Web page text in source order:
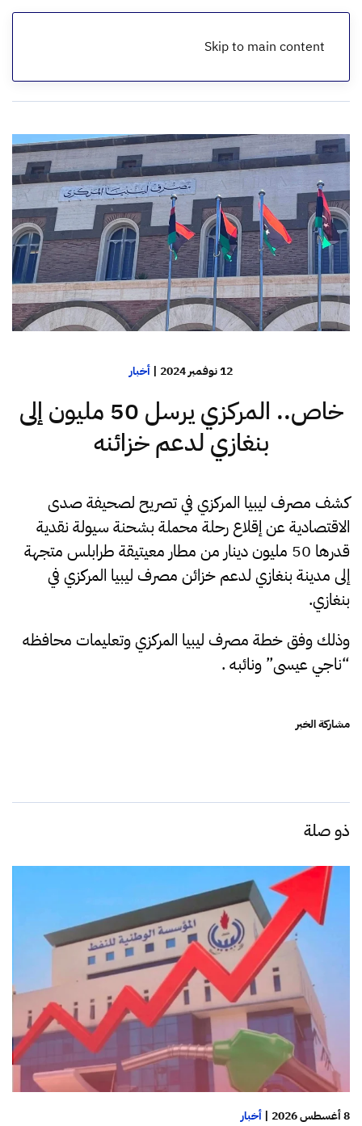
Skip to main content
الرئيسية
12 نوفمبر 2024 | أخبار
خاص.. المركزي يرسل 50 مليون إلى
بنغازي لدعم خزائنه
كشف مصرف ليبيا المركزي في تصريح لصحيفة صدى
الاقتصادية عن إقلاع رحلة محملة بشحنة سيولة نقدية
قدرها 50 مليون دينار من مطار معيتيقة طرابلس متجهة
إلى مدينة بنغازي لدعم خزائن مصرف ليبيا المركزي في
بنغازي.
وذلك وفق خطة مصرف ليبيا المركزي وتعليمات محافظه
“ناجي عيسى” ونائبه .
مشاركة الخبر
ذو صلة
8 أغسطس 2026 | أخبار